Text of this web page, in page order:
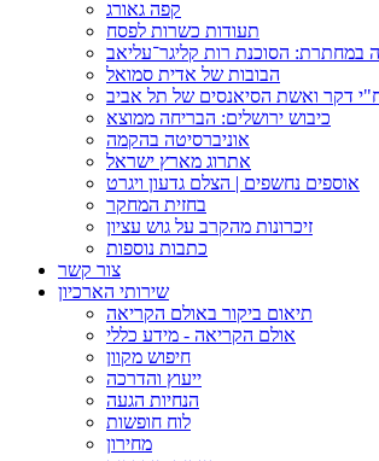
קפה גאורג
תעודות כשרות לפסח
במחתרת: הסוכנת רות קליגר־עליאב
הבובות של אדית סמואל
דקר ואשת הסיאנסים של תל אביב
כיבוש ירושלים: הבריחה ממוצא
אוניברסיטה בהקמה
אתרוג מארץ ישראל
אוספים נחשפים | הצלם גדעון ויגרט
בחזית המחקר
זיכרונות מהקרב על גוש עציון
כתבות נוספות
צור קשר
שירותי הארכיון
תיאום ביקור באולם הקריאה
אולם הקריאה - מידע כללי
חיפוש מקוון
ייעוץ והדרכה
הנחיות הגעה
לוח חופשות
מחירון